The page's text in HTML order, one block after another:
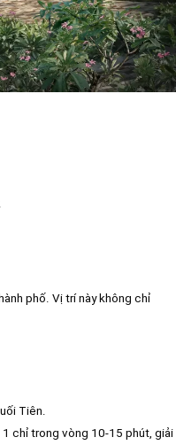
phố. Vị trí này không chỉ
Tiên.
chỉ trong vòng 10-15 phút, giải